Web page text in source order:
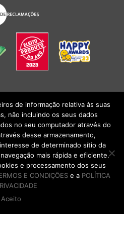
E CONDIÇÕESlCONDIÇÕES
SA 2026. Todos os direitos reservados.
AO TOPO
de informação relativa às suas
não incluindo os seus dados
no seu computador através do
desse armazenamento,
de determinado sítio da
mais rápida e eficiente.
e processamento dos seus
E CONDIÇÕESe a POLÍTICA
Aceito